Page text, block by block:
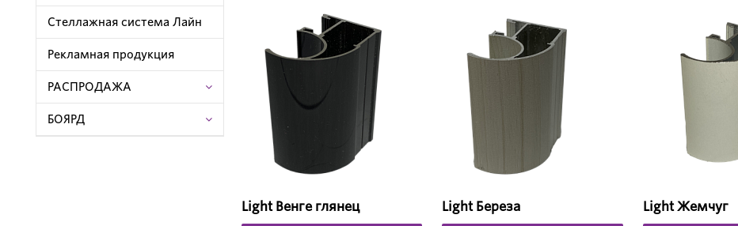
Стеллажная система Лайн
Рекламная продукция
РАСПРОДАЖА
БОЯРД
Light Венге глянец Light Береза Light Жемчуг